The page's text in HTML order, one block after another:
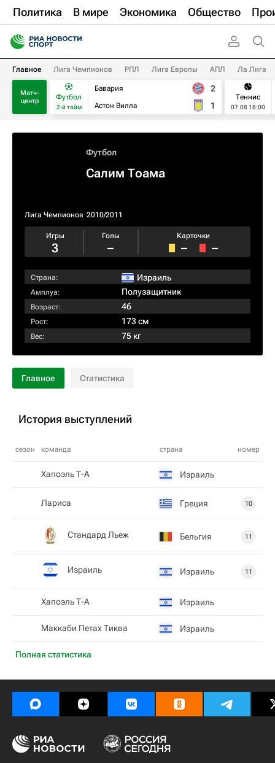
Политика В мире Экономика Общество
Главное Лига Чемпионов РПЛ Лига Европы АПЛ Ла Лига
Матч-
центр
Футбол
2-й тайм
Бавария
Астон Вилла
2
1
Теннис
07.08 18:00
Футбол
Салим Тоама
Лига Чемпионов 2010/2011
Игры
3
Голы
–
Карточки
– –
Страна: Израиль
Амплуа: Полузащитник
Возраст: 46
Рост: 173 см
Вес: 75 кг
Главное Статистика
История выступлений
сезон команда страна номер
Полная статистика
Хапоэль Т-А Израиль
Лариса Греция 10
Стандард Льеж Бельгия 11
Израиль Израиль 11
Хапоэль Т-А Израиль
Маккаби Петах Тиква Израиль